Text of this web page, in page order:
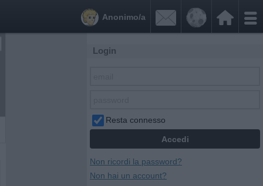


Anonimo/a
Login
Resta connesso
Non ricordi la password?
Non hai un account?